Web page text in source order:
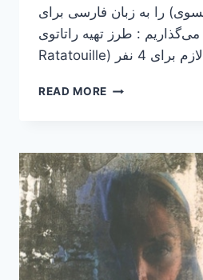
را به زبان فارسی برای
: طرز تهیه راتاتوی (به زبان فرانسه
READ MORE معرفی
زبان
فرانسه
و
تهیه
فرانسوی)